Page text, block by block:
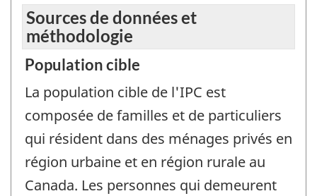
Sources de données et
méthodologie
Population cible
La population cible de l'IPC est
composée de familles et de particuliers
qui résident dans des ménages privés en
région urbaine et en région rurale au
Canada. Les personnes qui demeurent